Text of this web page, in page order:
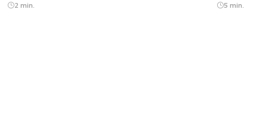
2 min. 5 min.